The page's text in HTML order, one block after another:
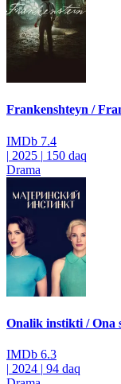
Frankenshteyn /
IMDb 7.4
| 2025 | 150 daq
Drama
Onalik instikti / Ona
IMDb 6.3
| 2024 | 94 daq